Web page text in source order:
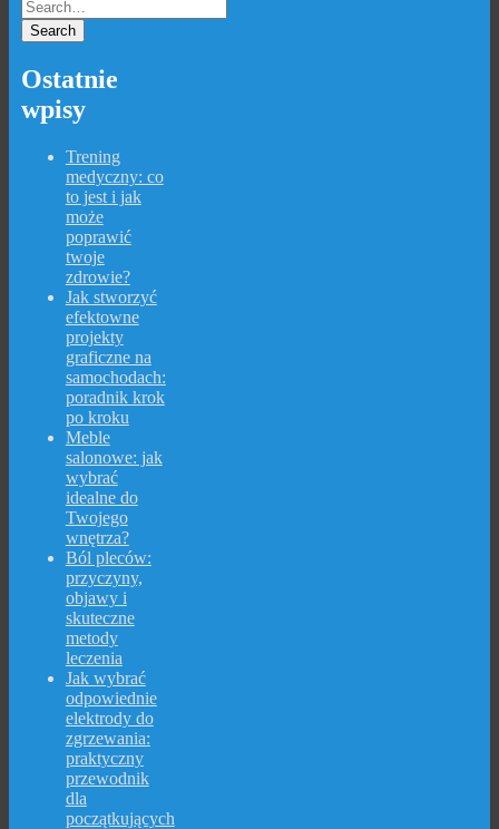
Ostatnie
wpisy
Trening
medyczny: co
to jest i jak
może
poprawić
twoje
zdrowie?
Jak stworzyć
efektowne
projekty
graficzne na
samochodach:
poradnik krok
po kroku
Meble
salonowe: jak
wybrać
idealne do
Twojego
wnętrza?
Ból pleców:
przyczyny,
objawy i
skuteczne
metody
leczenia
Jak wybrać
odpowiednie
elektrody do
zgrzewania:
praktyczny
przewodnik
dla
początkujących